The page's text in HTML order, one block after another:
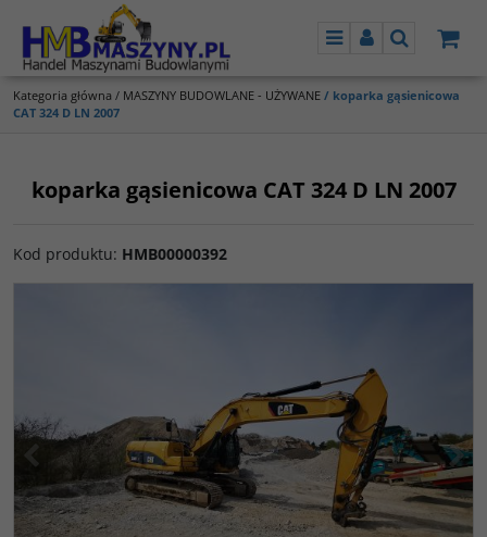
MenuPanelSzukaj
Kategoria główna / MASZYNY BUDOWLANE - UŻYWANE / koparka gąsienicowa
CAT 324 D LN 2007
koparka gąsienicowa CAT 324 D LN 2007
Kod produktu: HMB00000392
< >